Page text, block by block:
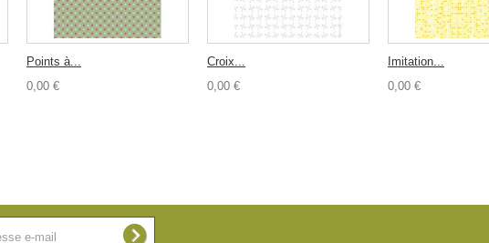
Points à...
0,00 €
Croix...
0,00 €
Imitation...
0,00 €